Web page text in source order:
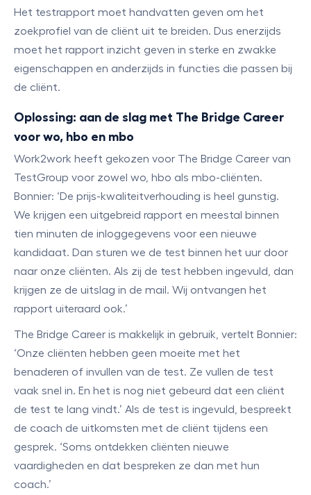
Het testrapport moet handvatten geven om het
zoekprofiel van de cliënt uit te breiden. Dus enerzijds
moet het rapport inzicht geven in sterke en zwakke
eigenschappen en anderzijds in functies die passen bij
de cliënt.
Oplossing: aan de slag met The Bridge Career
voor wo, hbo en mbo
Work2work heeft gekozen voor The Bridge Career van
TestGroup voor zowel wo, hbo als mbo-cliënten.
Bonnier: ‘De prijs-kwaliteitverhouding is heel gunstig.
We krijgen een uitgebreid rapport en meestal binnen
tien minuten de inloggegevens voor een nieuwe
kandidaat. Dan sturen we de test binnen het uur door
naar onze cliënten. Als zij de test hebben ingevuld, dan
krijgen ze de uitslag in de mail. Wij ontvangen het
rapport uiteraard ook.’
The Bridge Career is makkelijk in gebruik, vertelt Bonnier:
‘Onze cliënten hebben geen moeite met het
benaderen of invullen van de test. Ze vullen de test
vaak snel in. En het is nog niet gebeurd dat een cliënt
de test te lang vindt.’ Als de test is ingevuld, bespreekt
de coach de uitkomsten met de cliënt tijdens een
gesprek. ‘Soms ontdekken cliënten nieuwe
vaardigheden en dat bespreken ze dan met hun
coach.’